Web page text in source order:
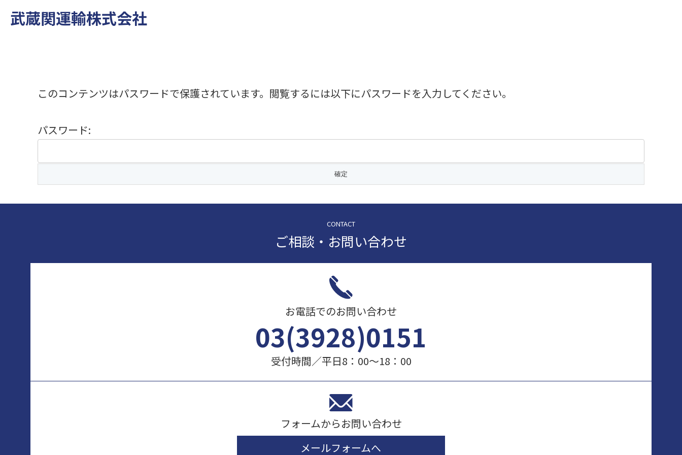
武蔵関運輸株式会社
このコンテンツはパスワードで保護されています。閲覧するには以下にパスワードを入力してください。
パスワード:
CONTACT
ご相談・お問い合わせ
お電話でのお問い合わせ
03(3928)0151
受付時間／平日8：00～18：00
フォームからお問い合わせ
メールフォームへ